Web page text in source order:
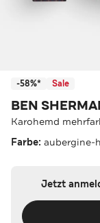
-58%* Sale
BEN
Karohemd
Farbe: aubergine-
Jetzt